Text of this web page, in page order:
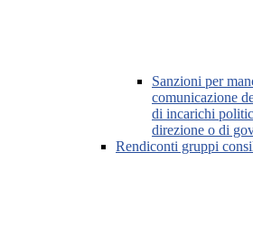
Sanzioni per
comunicazione
di incarichi
direzione o di
Rendiconti gruppi